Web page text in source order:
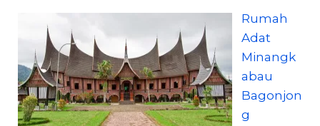
Rumah
Adat
Minangk
abau
Bagonjon
g